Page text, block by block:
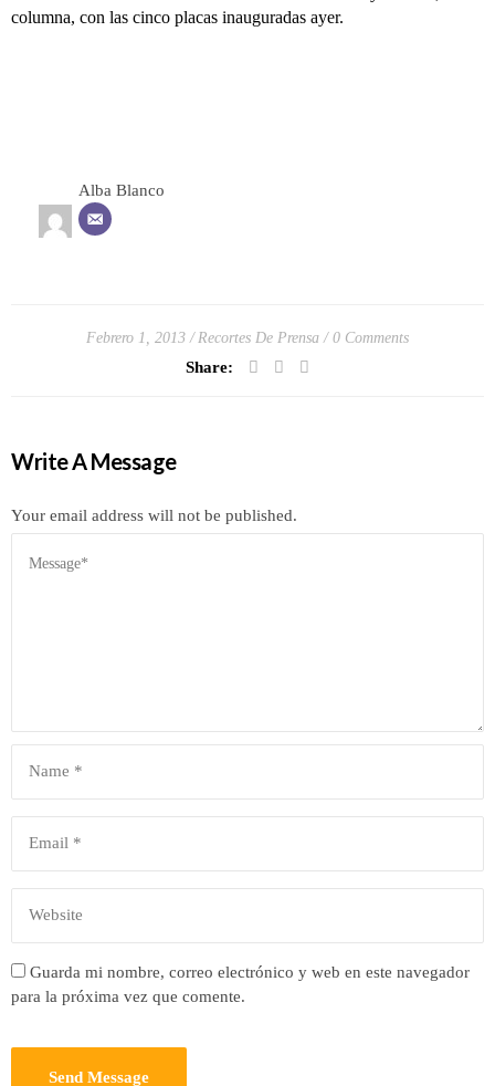
columna, con las cinco placas inauguradas ayer.
Alba Blanco
Febrero 1, 2013 Recortes De Prensa 0 Comments
Share:
Write A Message
Your email address will not be published.
Guarda mi nombre, correo electrónico y web en este navegador
para la próxima vez que comente.